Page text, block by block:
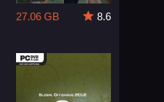
27.06 GB
8.6